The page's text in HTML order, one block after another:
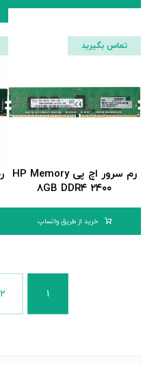
رم سرور اچ پی HP Memory
۸GB DDR۴ ۲۴۰۰
تماس بگیرید
خرید از طریق واتساپ
۱ ۲